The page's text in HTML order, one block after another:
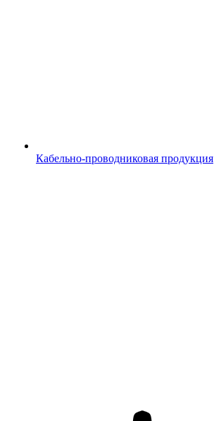
Кабельно-проводниковая продукция